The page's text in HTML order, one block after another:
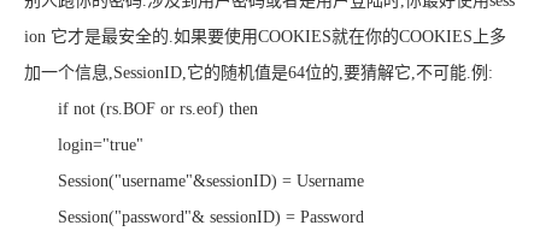
ion 它才是最安全的.如果要使用COOKIES就在你的COOKIES上多
加一个信息,SessionID,它的随机值是64位的,要猜解它,不可能.例:
if not (rs.BOF or rs.eof) then
login="true"
Session("username"&sessionID) = Username
Session("password"& sessionID) = Password